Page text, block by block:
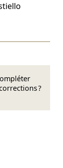
?
Facebook